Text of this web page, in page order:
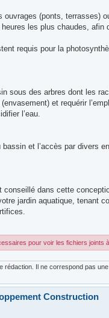
ouvrages (ponts, terrasses)
les plus chaudes, afin
requis pour la
sous des arbres dont les
et requérir
l’eau.
et l’accès par divers
conseillé dans cette
jardin aquatique, tenant
pour voir les fichiers joints
rédaction. Il ne correspond pas
Construction